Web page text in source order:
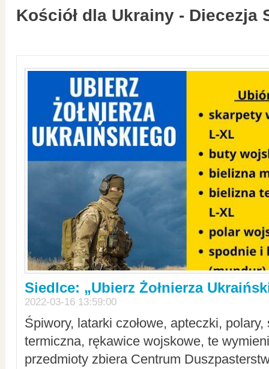
Kościół dla Ukrainy - Diecezja
Siedlce: „Ubierz Żołnierza
2022-03-16 13:59:00
Śpiwory, latarki czołowe, apteczki,
termiczna, rękawice wojskowe, te
przedmioty zbiera Centrum